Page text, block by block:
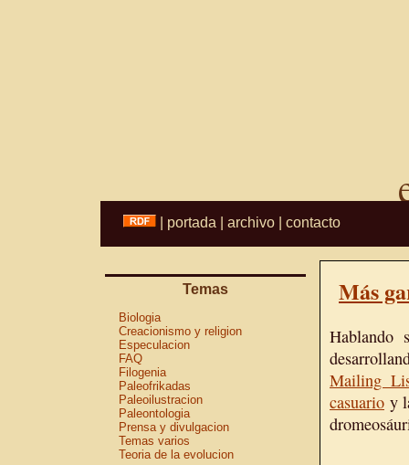
portada archivo contacto
Temas
Biologia
Creacionismo y religion
Especulacion
FAQ
Filogenia
Paleofrikadas
Paleoilustracion
Paleontologia
Prensa y divulgacion
Temas varios
Teoria de la evolucion
Más
Hablando
Mailing
casuario y